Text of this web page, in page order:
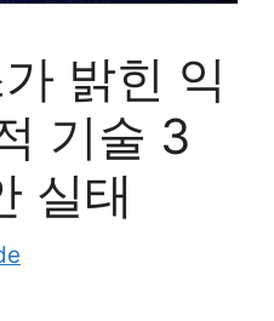
밝힌 익
기술 3
실태